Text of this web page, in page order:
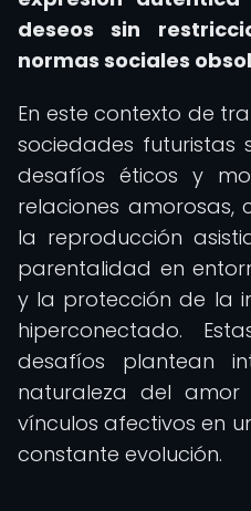
deseos sin
normas sociales
En este contexto de
sociedades futuristas
desafíos éticos y
relaciones
la reproducción
parentalidad en
y la protección de la
hiperconectado.
desafíos plantean
naturaleza del
vínculos afectivos en
constante evolución.